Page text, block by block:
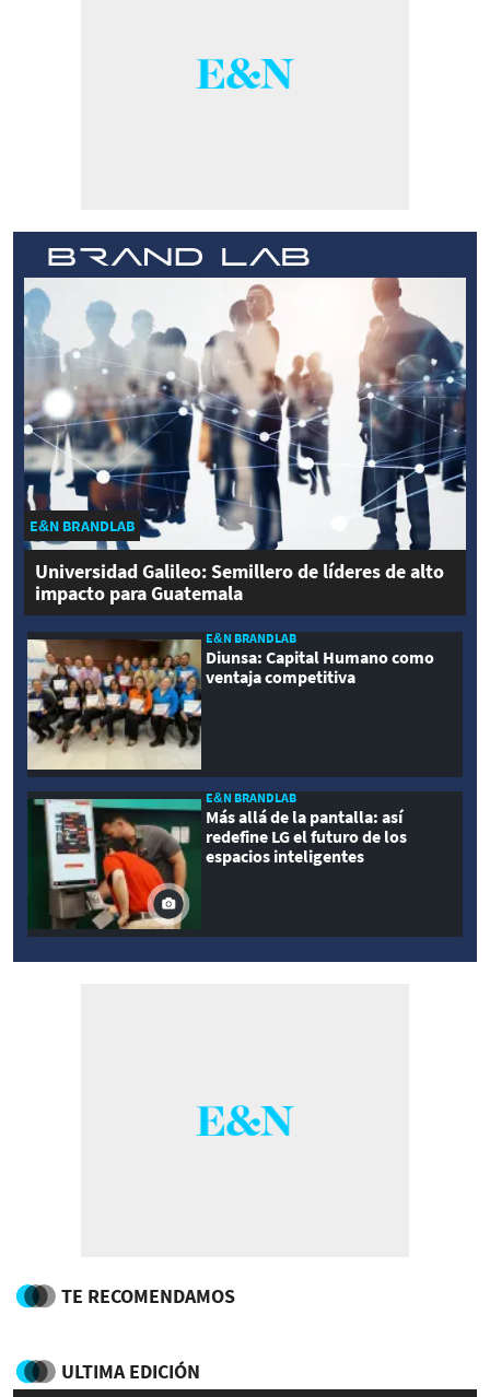
E&N BRANDLAB
Universidad Galileo: Semillero de líderes de alto
impacto para Guatemala
E&N BRANDLAB
Diunsa: Capital Humano como
ventaja competitiva
E&N BRANDLAB
Más allá de la pantalla: así
redefine LG el futuro de los
espacios inteligentes
TE RECOMENDAMOS
ULTIMA EDICIÓN